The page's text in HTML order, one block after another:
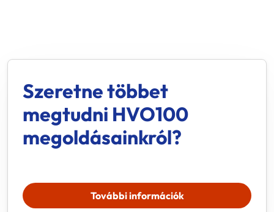
Szeretne többet
megtudni HVO100
megoldásainkról?
További információk